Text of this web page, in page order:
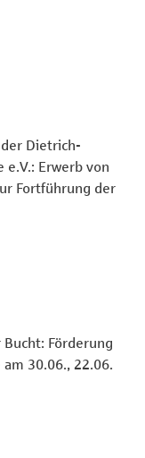
Dietrich-
e.V.: Erwerb von
Fortführung der
Förderung
30.06., 22.06.